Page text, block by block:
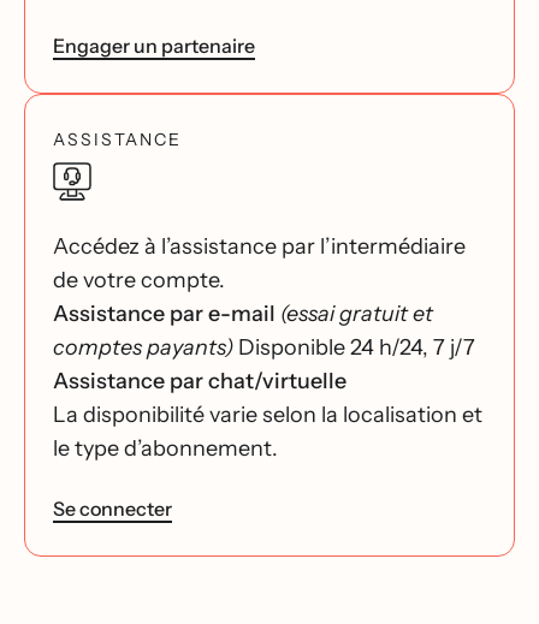
Engager un partenaire
ASSISTANCE
Accédez à l’assistance par l’intermédiaire
de votre compte.
Assistance par e-mail (essai gratuit et
comptes payants) Disponible 24 h/24, 7 j/7
Assistance par chat/virtuelle
La disponibilité varie selon la localisation et
le type d’abonnement.
Se connecter